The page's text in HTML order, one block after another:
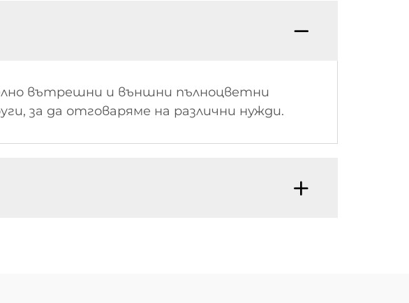
вътрешни и външни пълноцветни
за да отговаряме на различни нужди.